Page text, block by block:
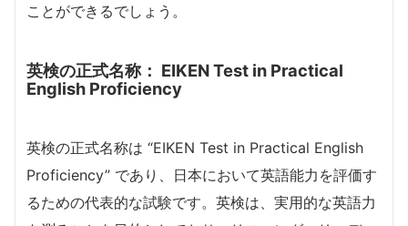
ことができるでしょう。
英検の正式名称： EIKEN Test in Practical
English Proficiency
英検の正式名称は “EIKEN Test in Practical English
Proficiency” であり、日本において英語能力を評価す
るための代表的な試験です。英検は、実用的な英語力